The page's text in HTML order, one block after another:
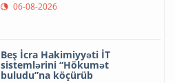
06-08-2026
Beş İcra Hakimiyyəti İT
sistemlərini “Hökumət
buludu”na köçürüb